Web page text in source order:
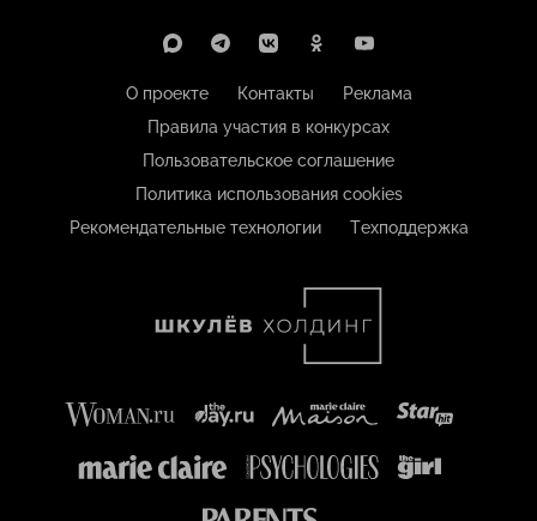
О проекте Контакты
Реклама
Правила участия в конкурсах
Пользовательское соглашение
Политика использования cookies
Рекомендательные технологии
Техподдержка